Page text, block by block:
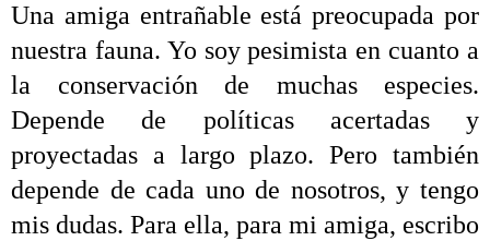
Una amiga entrañable está preocupada por
nuestra fauna. Yo soy pesimista en cuanto a
la conservación de muchas especies.
Depende de políticas acertadas y
proyectadas a largo plazo. Pero también
depende de cada uno de nosotros, y tengo
mis dudas. Para ella, para mi amiga, escribo